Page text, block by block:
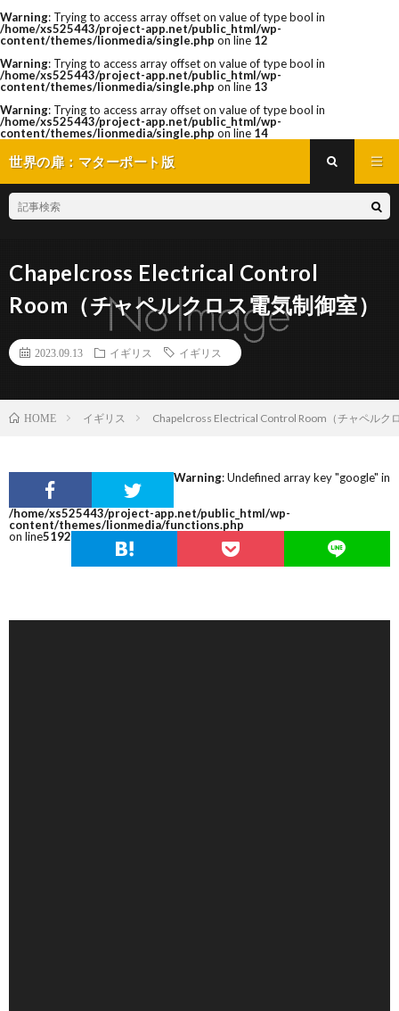
Warning: Trying to access array offset on value of type bool in
/home/xs525443/project-app.net/public_html/wp-
content/themes/lionmedia/single.php on line 12
Warning: Trying to access array offset on value of type bool in
/home/xs525443/project-app.net/public_html/wp-
content/themes/lionmedia/single.php on line 13
Warning: Trying to access array offset on value of type bool in
/home/xs525443/project-app.net/public_html/wp-
content/themes/lionmedia/single.php on line 14
世界の扉：マターポート版
Chapelcross Electrical Control
Room（チャペルクロス電気制御室）
2023.09.13 イギリス イギリス
HOME イギリス Chapelcross Electrical Control Room（チャペルク
Warning: Undefined array key "google" in
/home/xs525443/project-app.net/public_html/wp-
content/themes/lionmedia/functions.php
on line5192